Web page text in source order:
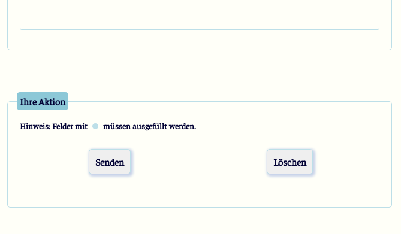
Ihre Aktion
Hinweis: Felder mit müssen ausgefüllt werden.
Senden Löschen